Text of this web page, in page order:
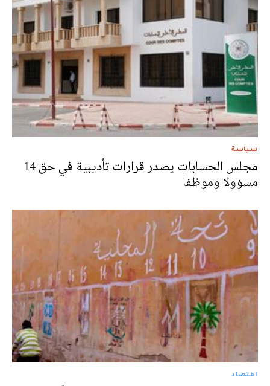
سياسة
مجلس الحسابات يصدر قرارات تأديبية في حق 14
مسؤولا وموظفا
اقتصاد